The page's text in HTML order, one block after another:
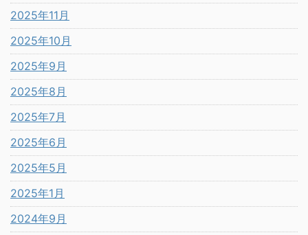
2025年11月
2025年10月
2025年9月
2025年8月
2025年7月
2025年6月
2025年5月
2025年1月
2024年9月